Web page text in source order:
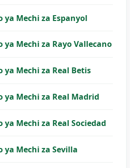
Mechi za Espanyol
Mechi za Rayo Vallecano
Mechi za Real Betis
ya Mechi za Real Madrid
Mechi za Real Sociedad
Mechi za Sevilla